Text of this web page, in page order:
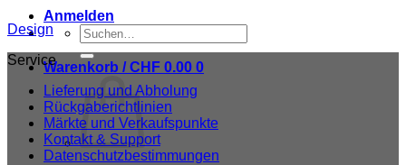
Anmelden
Suchen
nach:
Warenkorb /CHF 0.00 0
Design
Service
Lieferung und Abholung
Rückgaberichtlinien
Märkte und Verkaufspunkte
Kontakt & Support
Datenschutzbestimmungen